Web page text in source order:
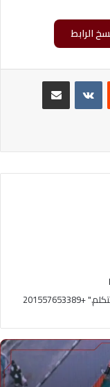
الرابط
مشاركة عبر البريد